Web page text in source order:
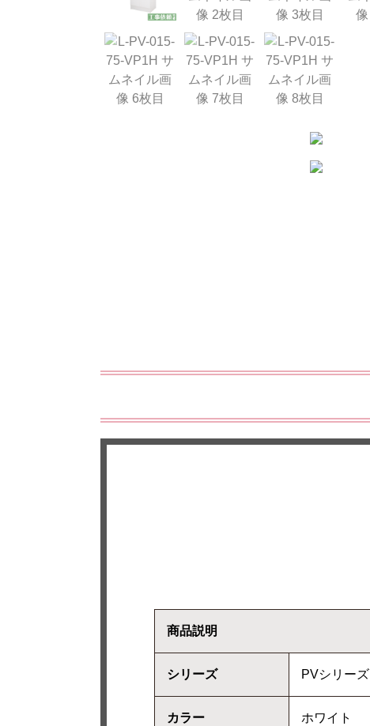
商品説明
シリーズ PVシリーズ
カラー ホワイト